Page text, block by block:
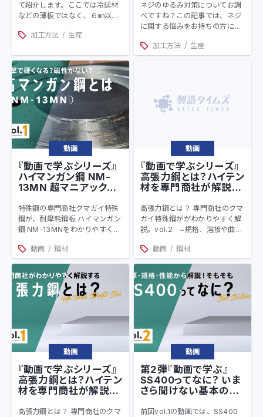
て紹介します。ここでは冷延材
などの薄板ではなく、６㎜以上
しています。
加工方法 生産
ネジのゆるみ対策についてお調
べですね？この記事では、ネジ
に関する悩みをお持ちの方にネ
ム、ゆるみを止める方法や製品
について解説いたします。あら
点検やメンテナンス業務効率化
のヒントになればと思います。
加工方法 生産
動画
『動画で学ぶシリーズ』
ハイマンガン鋼 NM-
13MN 超マニアックだ
vol.1
特殊鋼の専門商社クマガイ特殊
鋼が、耐摩耗鋼板 ハイマンガン
鋼 NM-13MNをわかりやすく
説や情報も多くはない特殊鋼を
わかりやすく動画で解説してい
ます。
動画 鋼材
動画
『動画で学ぶシリーズ』
高張力鋼とは？ハイテン
材を専門商社が解説
高張力鋼とは？ 専門商社のクマ
ガイ特殊鋼ががわかりやすく解
説。vol.2 ~規格、溶接や曲げ
動画
鋼材
動画
『動画で学ぶシリーズ』
高張力鋼とは？ハイテン
材を専門商社が解説
高張力鋼とは？ 専門商社のクマ
動画
第2弾『動画で学ぶ』
SS400ってなに？ いま
さら聞けない基本の鋼
前回vol.1の動画では、SS400